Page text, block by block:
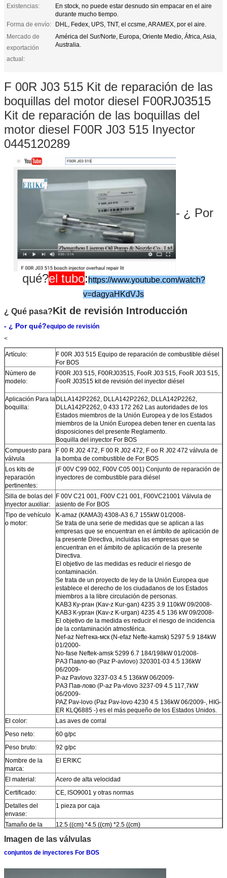
Existencias:
En stock, no puede estar desnudo sin empacar en el aire
durante mucho tiempo.
Forma de envío:
DHL, Fedex, UPS, TNT, el ccsme, ARAMEX, por el aire.
Mercado de
exportación
actual:
América del Sur/Norte, Europa, Oriente Medio, África, Asia,
Australia.
F 00R J03 515 Kit de reparación de las
boquillas del motor diesel F00RJ03515
Kit de reparación de las boquillas del
motor diesel F00R J03 515 Inyector
0445120289
- ¿ Por
qué?el tubo: https://www.youtube.com/watch?
v=dagyaHKdVJs
¿ Qué pasa?Kit de revisión Introducción
- ¿ Por qué?equipo de revisión
<
Artículo:
F 00R J03 515 Equipo de reparación de combustible diésel
For BOS
Número de
modelo:
F00R J03 515, F00RJ03515, FooR J03 515, FooR J03 515,
FooR J03515 kit de revisión del inyector diésel
Aplicación Para la
boquilla:
DLLA142P2262, DLLA142P2262, DLLA142P2262,
DLLA142P2262, 0 433 172 262 Las autoridades de los
Estados miembros de la Unión Europea y de los Estados
miembros de la Unión Europea deben tener en cuenta las
disposiciones del presente Reglamento.
Boquilla del inyector For BOS
Compuesto para
válvula
F 00 R J02 472, F 00 R J02 472, F oo R J02 472 válvula de
la bomba de combustible de For BOS
Los kits de
reparación
pertinentes:
(F 00V C99 002, F00V C05 001) Conjunto de reparación de
inyectores de combustible para diésel
Silla de bolas del
inyector auxiliar:
F 00V C21 001, F00V C21 001, F00VC21001 Válvula de
asiento de For BOS
Tipo de vehículo
o motor:
K-amaz (КАМАЗ) 4308-A3 6,7 155kW 01/2008-
Se trata de una serie de medidas que se aplican a las
empresas que se encuentran en el ámbito de aplicación de
la presente Directiva, incluidas las empresas que se
encuentran en el ámbito de aplicación de la presente
Directiva.
El objetivo de las medidas es reducir el riesgo de
contaminación.
Se trata de un proyecto de ley de la Unión Europea que
establece el derecho de los ciudadanos de los Estados
miembros a la libre circulación de personas.
KАВЗ Ку-рган (Kav-z Kur-gan) 4235 3.9 110kW 09/2008-
KАВЗ К-урган (Kav-z K-urgan) 4235 4.5 136 kW 09/2008-
El objetivo de la medida es reducir el riesgo de incidencia
de la contaminación atmosférica.
Nef-az Nefтека-мск (N-efaz Nefte-kamsk) 5297 5.9 184kW
01/2000-
No-fase Neftek-amsk 5299 6.7 184/198kW 01/2008-
PАЗ Павло-во (Paz P-avlovo) 320301-03 4.5 136kW
06/2009-
P-az Pavlovo 3237-03 4.5 136kW 06/2009-
PАЗ Пав-лово (P-az Pa-vlovo 3237-09 4.5 117,7kW
06/2009-
PAZ Pav-lovo (Paz Pav-lovo 4230 4.5 136kW 06/2009-, HIG-
ER KLQ6885 -) es el más pequeño de los Estados Unidos.
El color:
Las aves de corral
Peso neto:
60 g/pc
Peso bruto:
92 g/pc
Nombre de la
marca:
El ERIKC
El material:
Acero de alta velocidad
Certificado:
CE, ISO9001 y otras normas
Detalles del
envase:
1 pieza por caja
Tamaño de la
12.5 ((cm) *4.5 ((cm) *2.5 ((cm)
Garantización:
12 meses
Tiempo de
Dentro de 1-2 días después del pago, usted puede recibir
Imagen de las válvulas
conjuntos de inyectores For BOS